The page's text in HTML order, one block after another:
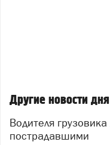
Другие новости дня
Водителя грузовика лишили прав после ДТП с
пострадавшими